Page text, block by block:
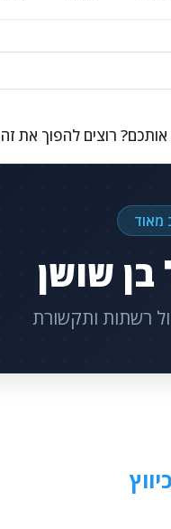
רוצים להפוך את
מאוד
שושן
כיווץ